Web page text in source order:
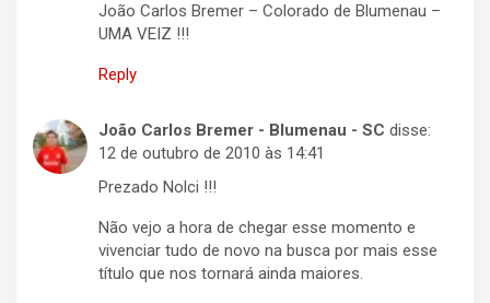
João Carlos Bremer – Colorado de Blumenau –
UMA VEIZ !!!
Reply
João Carlos Bremer - Blumenau - SC disse:
12 de outubro de 2010 às 14:41
Prezado Nolci !!!
Não vejo a hora de chegar esse momento e
vivenciar tudo de novo na busca por mais esse
título que nos tornará ainda maiores.